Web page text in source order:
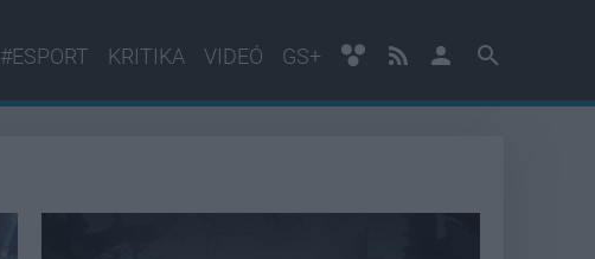
#ESPORT KRITIKA VIDEÓ GS+